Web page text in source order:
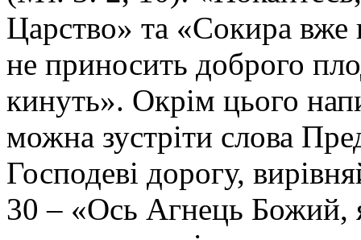
Царство» та «Сокира
не приносить доброго
кинуть». Окрім цього
можна зустріти слова
Господеві дорогу,
30 – «Ось Агнець Божий,